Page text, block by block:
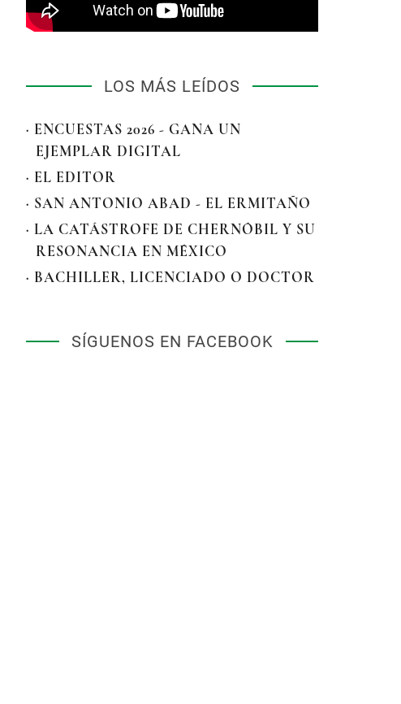
LOS MÁS LEÍDOS
· ENCUESTAS 2026 - GANA UN
EJEMPLAR DIGITAL
· EL EDITOR
· SAN ANTONIO ABAD - EL ERMITAÑO
· LA CATÁSTROFE DE CHERNÓBIL Y SU
RESONANCIA EN MÉXICO
· BACHILLER, LICENCIADO O DOCTOR
SÍGUENOS EN FACEBOOK